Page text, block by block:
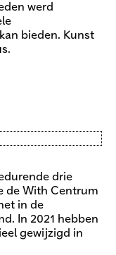
werd
bieden. Kunst
drie
de With Centrum
in de
In 2021 hebben
gewijzigd in